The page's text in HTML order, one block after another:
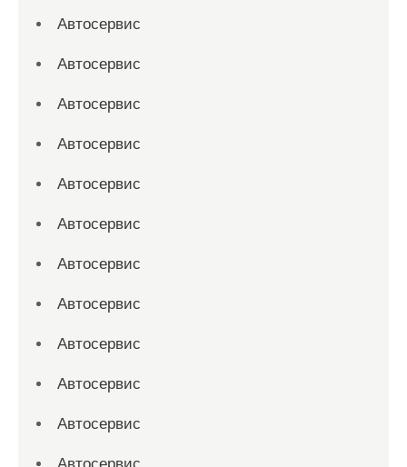
Автосервис
Автосервис
Автосервис
Автосервис
Автосервис
Автосервис
Автосервис
Автосервис
Автосервис
Автосервис
Автосервис